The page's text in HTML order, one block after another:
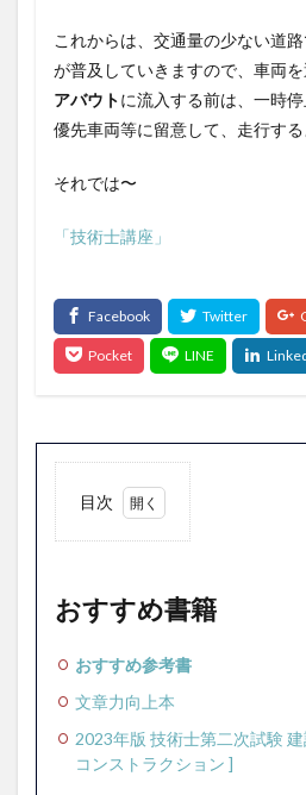
これからは、交通量の少ない道路
が普及していきますので、車両
アバウトに流入する前は、一時
優先車両等に留意して、走行する
それでは〜
「技術士講座」
目次
書籍
技術
士試
験予
題
おすすめ書籍
おすすめ参考書
文章力向上本
2023年版 技術士第二次試験
コンストラクション ]